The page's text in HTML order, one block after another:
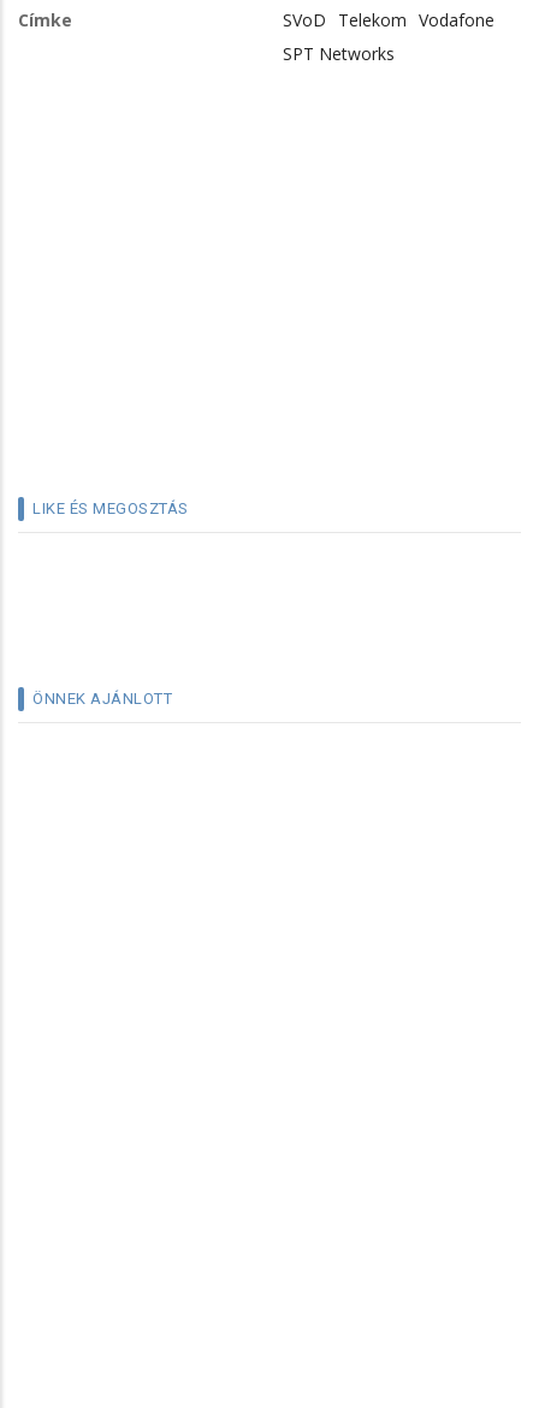
Címke SVoD Telekom Vodafone
SPT Networks
LIKE ÉS MEGOSZTÁS
ÖNNEK AJÁNLOTT